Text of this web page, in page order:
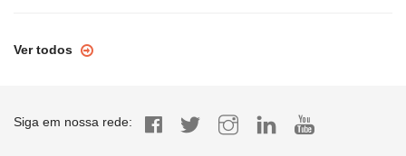
Ver todos
Siga em nossa rede: